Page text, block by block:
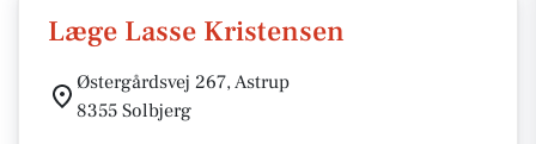
Læge Lasse Kristensen
Østergårdsvej 267, Astrup
8355 Solbjerg